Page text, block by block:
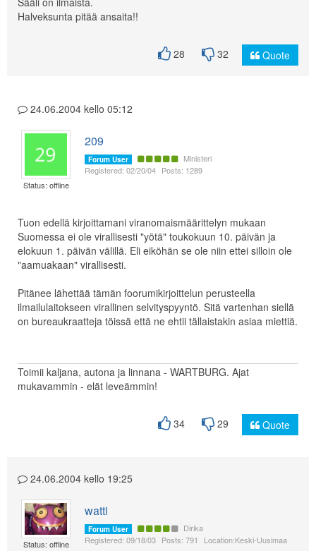
Halveksunta pitää ansaita!!
28 32 Quote
24.06.2004 kello 05:12
Status: offline
209
Forum User
Ministeri
Registered: 02/20/04 Posts: 1289
Tuon edellä kirjoittamani viranomaismäärittelyn mukaan
Suomessa ei ole virallisesti "yötä" toukokuun 10. päivän ja
elokuun 1. päivän välillä. Eli eiköhän se ole niin ettei silloin ole
"aamuakaan" virallisesti.
Pitänee lähettää tämän foorumikirjoittelun perusteella
ilmailulaitokseen virallinen selvityspyyntö. Sitä vartenhan siellä
on bureaukraatteja töissä että ne ehtii tällaistakin asiaa miettiä.
Toimii kaljana, autona ja linnana - WARTBURG. Ajat
mukavammin - elät leveämmin!
34 29 Quote
24.06.2004 kello 19:25
Status: offline
watti
Forum User
Dirika
Registered: 09/18/03 Posts: 791 Location:Keski-Uusimaa